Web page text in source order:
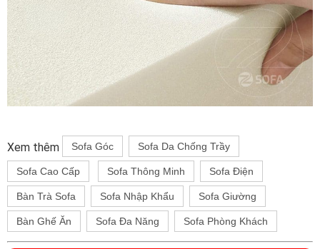
Xem thêm Sofa Góc Sofa Da Chống Trầy
Sofa Cao Cấp Sofa Thông Minh Sofa Điện
Bàn Trà Sofa Sofa Nhập Khẩu Sofa Giường
Bàn Ghế Ăn Sofa Đa Năng Sofa Phòng Khách